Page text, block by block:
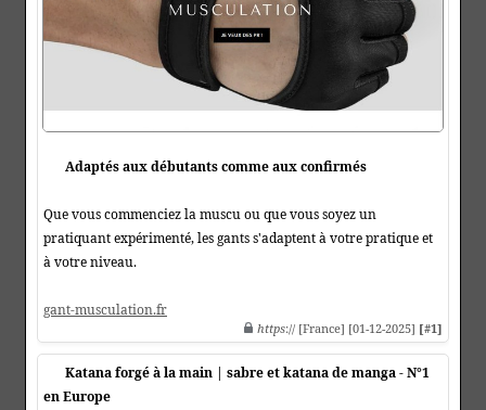
Adaptés aux débutants comme aux confirmés
Que vous commenciez la muscu ou que vous soyez un
pratiquant expérimenté, les gants s'adaptent à votre pratique et
à votre niveau.
gant-musculation.fr
https:// [France] [01-12-2025] [#1]
Katana forgé à la main | sabre et katana de manga - N°1
en Europe